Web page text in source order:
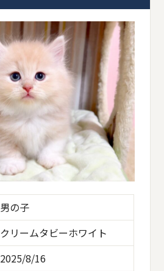
男の子
クリームタビーホワイト
2025/8/16